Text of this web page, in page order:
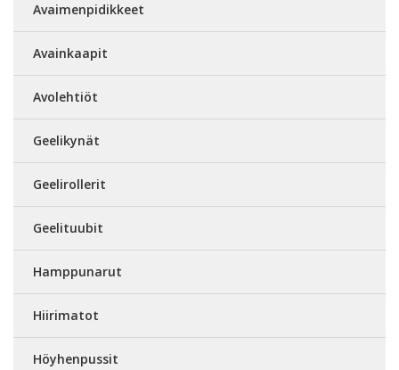
Avaimenpidikkeet
Avainkaapit
Avolehtiöt
Geelikynät
Geelirollerit
Geelituubit
Hamppunarut
Hiirimatot
Höyhenpussit